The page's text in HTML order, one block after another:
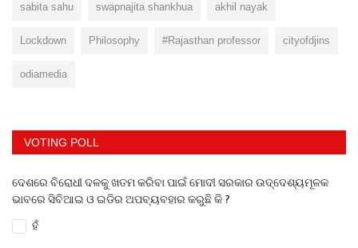
sabita sahu swapnajita shankhua akhil nayak
Lockdown Philosophy #Rajasthan professor cityofdjins
odiamedia
VOTING POLL
ଦେଶରେ ବିରୋଧୀ ଦଳକୁ ଖତମ କରିବା ପାଇଁ ମୋଦୀ ସରକାର ଉଦ୍ଦେଶ୍ୟମୂଳକ
ଭାବରେ ସିବିଆଇ ଓ ଇଡିର ଅପବ୍ୟବହାର କରୁଛି କି ?
ହଁ